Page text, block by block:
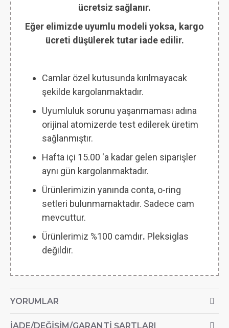
ücretsiz sağlanır.
Eğer elimizde uyumlu modeli yoksa, kargo
ücreti düşülerek tutar iade edilir.
Camlar özel kutusunda kırılmayacak
şekilde kargolanmaktadır.
Uyumluluk sorunu yaşanmaması adına
orijinal atomizerde test edilerek üretim
sağlanmıştır.
Hafta içi 15.00 'a kadar gelen siparişler
aynı gün kargolanmaktadır.
Ürünlerimizin yanında conta, o-ring
setleri bulunmamaktadır. Sadece cam
mevcuttur.
Ürünlerimiz %100 camdır. Pleksiglas
değildir.
YORUMLAR
İADE/DEĞIŞIM/GARANTI ŞARTLARI